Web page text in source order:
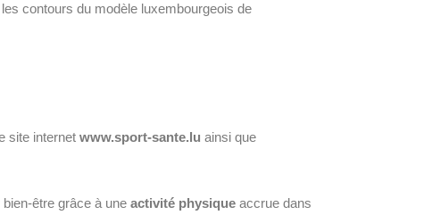
contours du modèle luxembourgeois de
site internet www.sport-sante.lu ainsi que
être grâce à une activité physique accrue dans